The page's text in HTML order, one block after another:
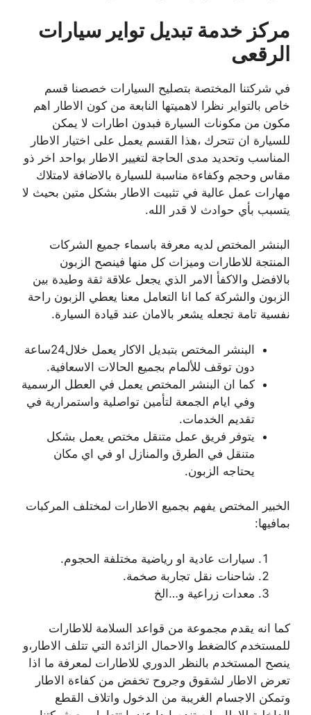
مركز خدمة تبديل تواير سيارات
الرقعى
في شركتنا المختصة بتصليح السيارات خصصنا قسم
خاص بالتواير نظرا لاهميتها النابعة من كون الاطار اهم
مكون من مكونات السيارة فبدون اطارات لا يمكن
للسيارة ان تتحرك ،هذا القسم يعمل على اختيار الاطار
المناسب وتحديد مدى الحاجة لتغيير الاطار بواحد اخر ذو
مقاس وحجم وكفاءة مناسبة للسيارة بالاضافة لامتلاك
مهارات عمل عالية في تثبيت الاطار بشكل متين بحيث لا
يتسبب بأي حوادث لا قدر الله.
البنشر المختص لديه معرفة باسماء جميع الشركات
المنتجة للاطارات وميزات كل منها فينصح الزبون
بالافضل والاكفأ الامر الذي يجعل علاقة ثقة وطيدة بين
الزبون والشركة كما انا التعامل معنا يعطي الزبون راحة
نفسية تامة تجعله يشعر بالامان عند قيادة السيارة.
البنشر المختص بتبديل الاكار يعمل خلال24ساعة
دون توقف للألمام بجميع الحالات الاسعافية.
كما ان البنشر المختص يعمل في العطل الرسمية
وفي ايام الجمعة لتأمين تواصلية واستمرارية في
تقديم الخدمات.
يتوفر فريق عمل متنقل مختص يعمل بشكل
متنقل في الطرق والمنازل او في اي مكان
يحتاجه الزبون.
الخبير المختص يفهم بجميع الاطارات لمختلف المركبات
بمافيها:
سيارات عادية او رياضية مختلفة الحجوم.
شاحنات نقل تجاربة صخمة.
معدات زراعية و…الخ
كما انه يقدم مجموعة من قواعد السلامة للاطارات
للمستخدم كالضغط والاحمال الزائدة التي تتلف الاطار،و
ينصح المستخدم بالنظر الدوري للاطارات لمعرفة ما اذا
تعرض الاطار لشقوق وجروح تخفض من كفاءة الاطار
وتمكن الاجسام الغريبة من الدخول واتلاف القطع